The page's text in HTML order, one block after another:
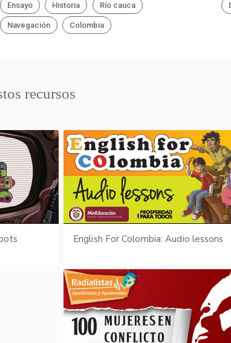
Ensayo Historia Río cauca
Navegación Colombia
recursos
English For Colombia: Audio lessons